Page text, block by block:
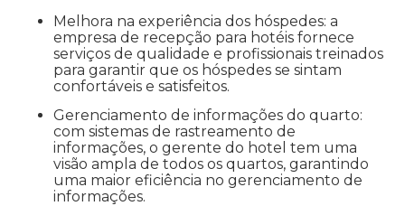
Melhora na experiência dos hóspedes: a
empresa de recepção para hotéis fornece
serviços de qualidade e profissionais treinados
para garantir que os hóspedes se sintam
confortáveis e satisfeitos.
Gerenciamento de informações do quarto:
com sistemas de rastreamento de
informações, o gerente do hotel tem uma
visão ampla de todos os quartos, garantindo
uma maior eficiência no gerenciamento de
informações.